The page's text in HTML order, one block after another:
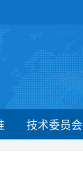
技术委员会